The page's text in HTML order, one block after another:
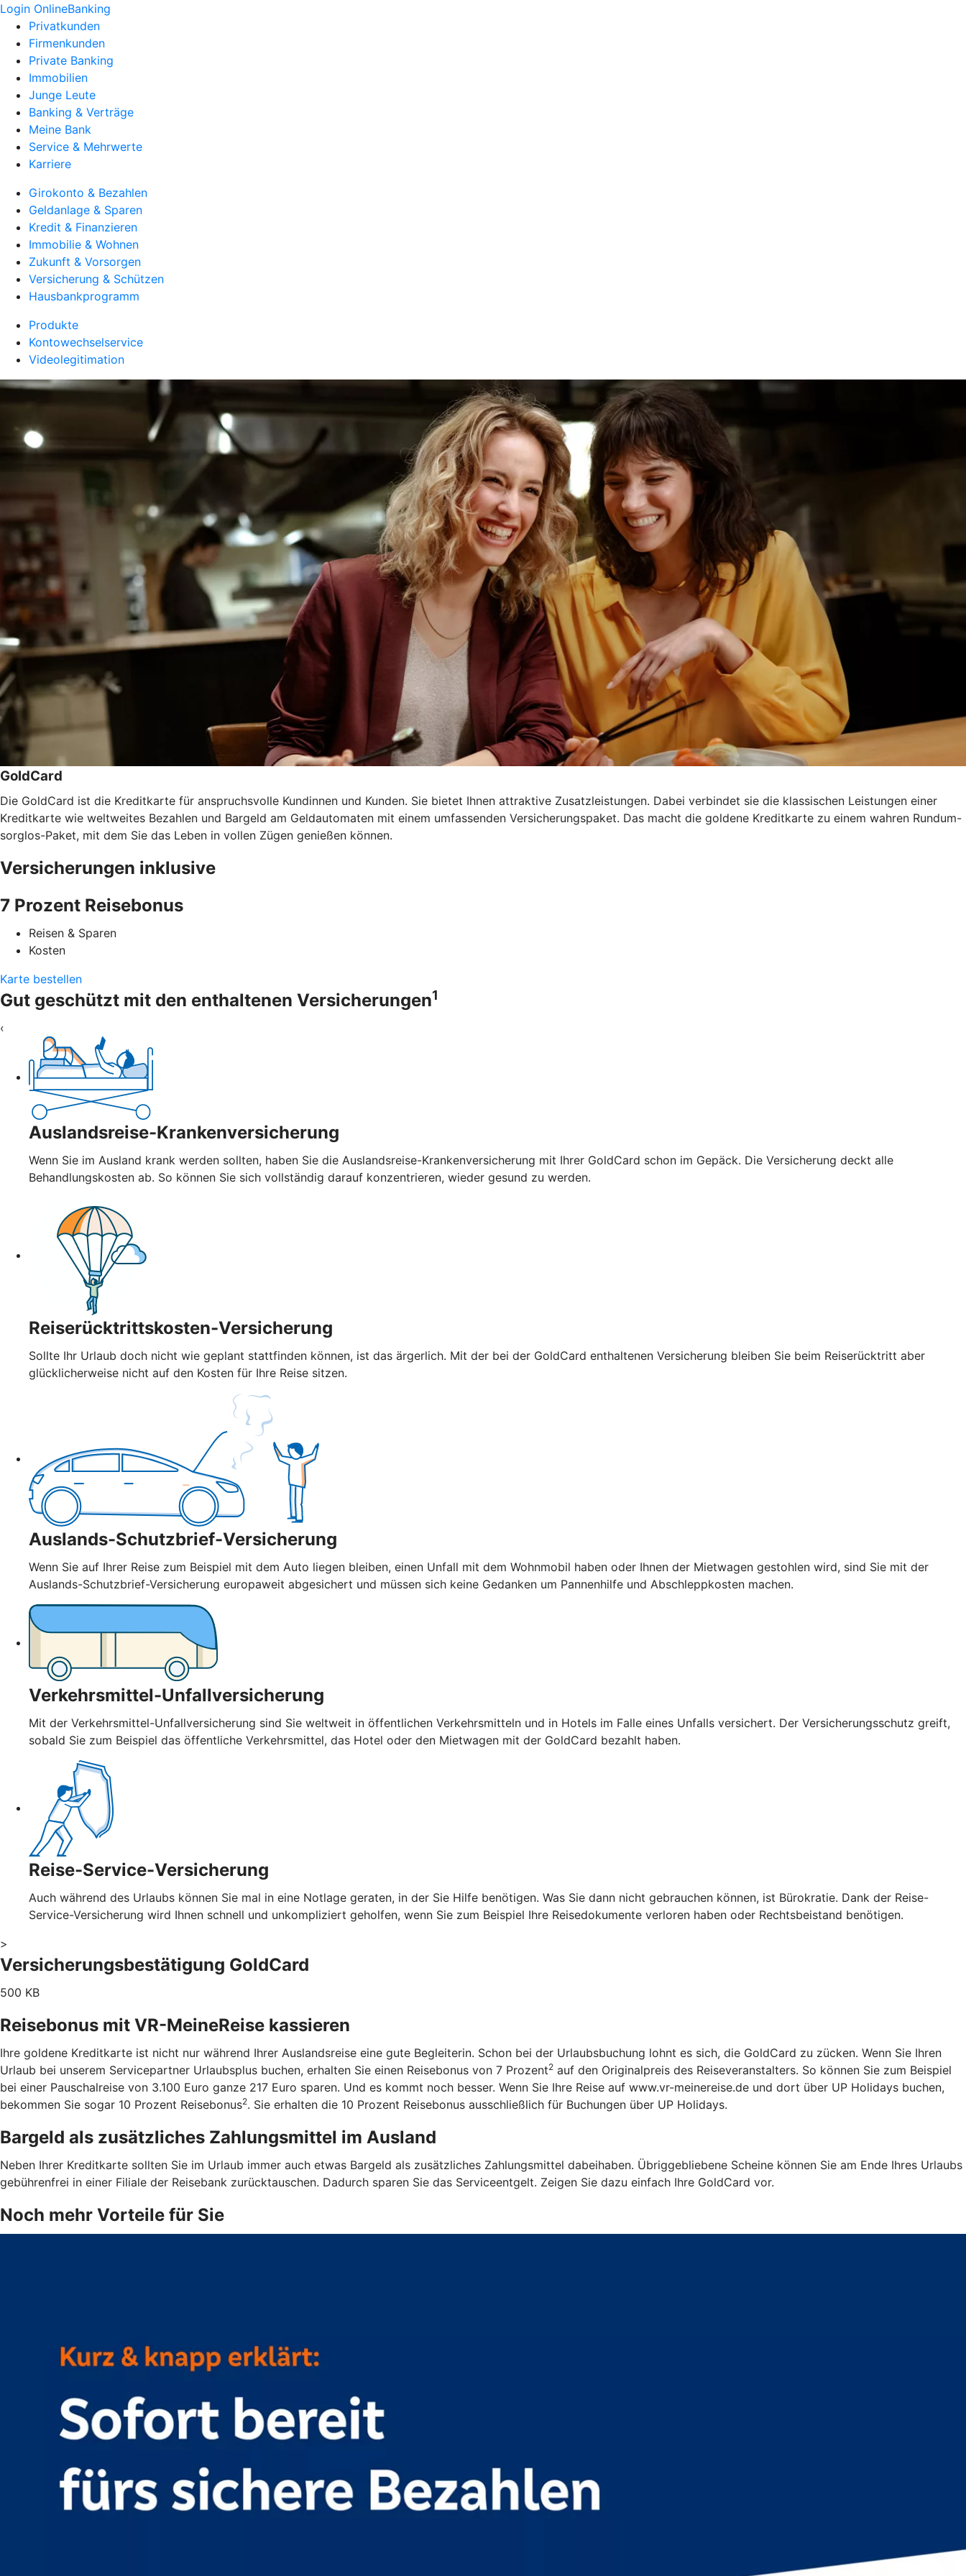
Login OnlineBanking
Privatkunden
Firmenkunden
Private Banking
Immobilien
Junge Leute
Banking & Verträge
Meine Bank
Service & Mehrwerte
Karriere
Girokonto & Bezahlen
Geldanlage & Sparen
Kredit & Finanzieren
Immobilie & Wohnen
Zukunft & Vorsorgen
Versicherung & Schützen
Hausbankprogramm
Produkte
Kontowechselservice
Videolegitimation
GoldCard
Die GoldCard ist die Kreditkarte für anspruchsvolle Kundinnen und Kunden. Sie bietet Ihnen attraktive Zusatzleistungen. Dabei verbindet sie die klassischen Leistungen einer
Kreditkarte wie weltweites Bezahlen und Bargeld am Geldautomaten mit einem umfassenden Versicherungspaket. Das macht die goldene Kreditkarte zu einem wahren Rundum-
sorglos-Paket, mit dem Sie das Leben in vollen Zügen genießen können.
Versicherungen inklusive
7 Prozent Reisebonus
Reisen & Sparen
Kosten
Karte bestellen
Gut geschützt mit den enthaltenen Versicherungen1
‹
Auslandsreise-Krankenversicherung
Wenn Sie im Ausland krank werden sollten, haben Sie die Auslandsreise-Krankenversicherung mit Ihrer GoldCard schon im Gepäck. Die Versicherung deckt alle
Behandlungskosten ab. So können Sie sich vollständig darauf konzentrieren, wieder gesund zu werden.
Reiserücktrittskosten-Versicherung
Sollte Ihr Urlaub doch nicht wie geplant stattfinden können, ist das ärgerlich. Mit der bei der GoldCard enthaltenen Versicherung bleiben Sie beim Reiserücktritt aber
glücklicherweise nicht auf den Kosten für Ihre Reise sitzen.
Auslands-Schutzbrief-Versicherung
Wenn Sie auf Ihrer Reise zum Beispiel mit dem Auto liegen bleiben, einen Unfall mit dem Wohnmobil haben oder Ihnen der Mietwagen gestohlen wird, sind Sie mit der
Auslands-Schutzbrief-Versicherung europaweit abgesichert und müssen sich keine Gedanken um Pannenhilfe und Abschleppkosten machen.
Verkehrsmittel-Unfallversicherung
Mit der Verkehrsmittel-Unfallversicherung sind Sie weltweit in öffentlichen Verkehrsmitteln und in Hotels im Falle eines Unfalls versichert. Der Versicherungsschutz greift,
sobald Sie zum Beispiel das öffentliche Verkehrsmittel, das Hotel oder den Mietwagen mit der GoldCard bezahlt haben.
Reise-Service-Versicherung
Auch während des Urlaubs können Sie mal in eine Notlage geraten, in der Sie Hilfe benötigen. Was Sie dann nicht gebrauchen können, ist Bürokratie. Dank der Reise-
Service-Versicherung wird Ihnen schnell und unkompliziert geholfen, wenn Sie zum Beispiel Ihre Reisedokumente verloren haben oder Rechtsbeistand benötigen.
>
Versicherungsbestätigung GoldCard
500 KB
Reisebonus mit VR-MeineReise kassieren
Ihre goldene Kreditkarte ist nicht nur während Ihrer Auslandsreise eine gute Begleiterin. Schon bei der Urlaubsbuchung lohnt es sich, die GoldCard zu zücken. Wenn Sie Ihren
Urlaub bei unserem Servicepartner Urlaubsplus buchen, erhalten Sie einen Reisebonus von 7 Prozent2 auf den Originalpreis des Reiseveranstalters. So können Sie zum Beispiel
bei einer Pauschalreise von 3.100 Euro ganze 217 Euro sparen. Und es kommt noch besser. Wenn Sie Ihre Reise auf www.vr-meinereise.de und dort über UP Holidays buchen,
bekommen Sie sogar 10 Prozent Reisebonus2. Sie erhalten die 10 Prozent Reisebonus ausschließlich für Buchungen über UP Holidays.
Bargeld als zusätzliches Zahlungsmittel im Ausland
Neben Ihrer Kreditkarte sollten Sie im Urlaub immer auch etwas Bargeld als zusätzliches Zahlungsmittel dabeihaben. Übriggebliebene Scheine können Sie am Ende Ihres Urlaubs
gebührenfrei in einer Filiale der Reisebank zurücktauschen. Dadurch sparen Sie das Serviceentgelt. Zeigen Sie dazu einfach Ihre GoldCard vor.
Noch mehr Vorteile für Sie